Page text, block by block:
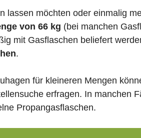
lassen möchten oder einmalig
von 66 kg (bei manchen
mit Gasflaschen beliefert
.
für kleineren Mengen
erfragen. In manchen
Propangasflaschen.